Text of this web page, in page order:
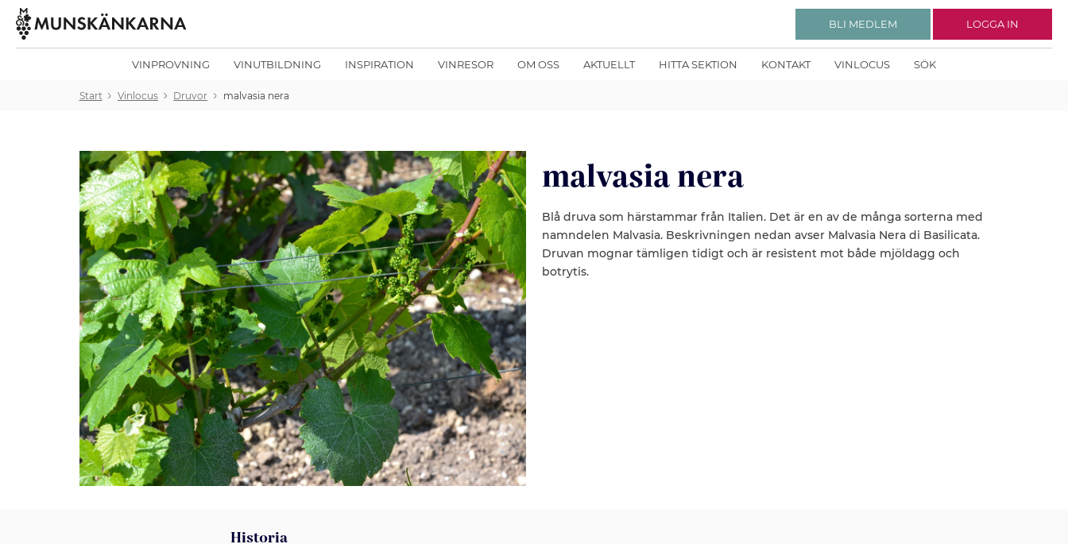
VINPROVNING VINUTBILDNING INSPIRATION VINRESOR OM OSS AKTUELLT HITTA SEKTION KONTAKT VINLOCUS SÖK
BLI MEDLEM LOGGA IN
Start Vinlocus Druvor malvasia nera
malvasia nera
Blå druva som härstammar från Italien. Det är en av de många sorterna med
namndelen Malvasia. Beskrivningen nedan avser Malvasia Nera di Basilicata.
Druvan mognar tämligen tidigt och är resistent mot både mjöldagg och
botrytis.
Historia